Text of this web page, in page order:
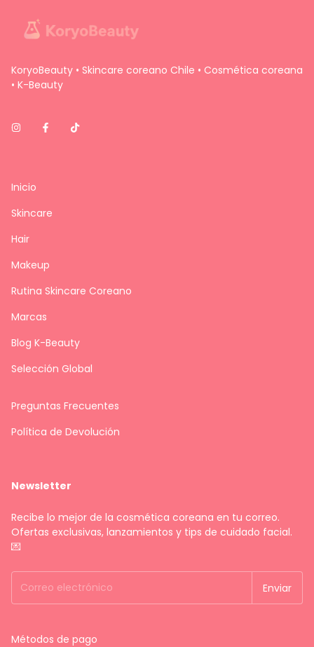
KoryoBeauty • Skincare coreano Chile • Cosmética coreana
• K-Beauty
Inicio
Skincare
Hair
Makeup
Rutina Skincare Coreano
Marcas
Blog K-Beauty
Selección Global
Preguntas Frecuentes
Política de Devolución
Newsletter
Recibe lo mejor de la cosmética coreana en tu correo.
Ofertas exclusivas, lanzamientos y tips de cuidado facial.
💌
Métodos de pago